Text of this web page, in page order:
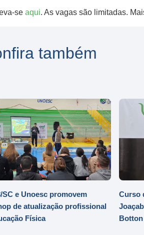
se aqui. As vagas​ são limitadas.​
também
SC e Unoesc promovem
de atualização profissional
Física
Curso
Botton